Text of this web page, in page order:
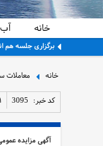
خانه آب
برگزاری جلسه هم
خانه معاملات
کد خبر: 3095
آگهی مزایده عمومی